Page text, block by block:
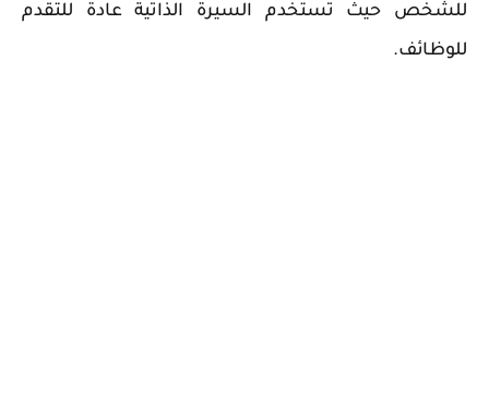
للشخص حيث تستخدم السيرة الذاتية عادة للتقدم
للوظائف.